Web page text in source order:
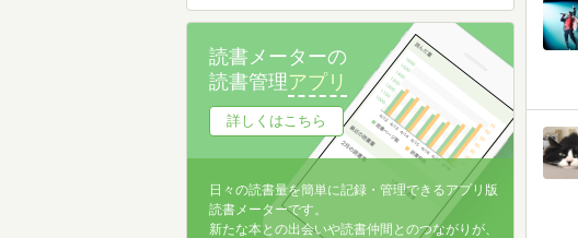
読書メーターの
読書管理アプリ
詳しくはこちら
日々の読書量を簡単に記録・管理できるアプリ版
読書メーターです。
新たな本との出会いや読書仲間とのつながりが、